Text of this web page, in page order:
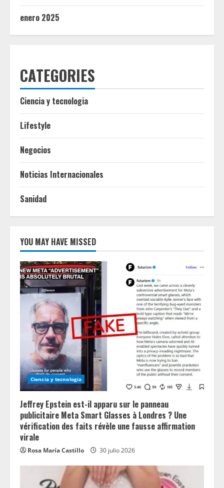
enero 2025
CATEGORIES
Ciencia y tecnologia
Lifestyle
Negocios
Noticias Internacionales
Sanidad
YOU MAY HAVE MISSED
Ciencia y tecnologia
Jeffrey Epstein est-il apparu sur le panneau
publicitaire Meta Smart Glasses à Londres ? Une
vérification des faits révèle une fausse affirmation
virale
Rosa María Castillo 30 julio 2026